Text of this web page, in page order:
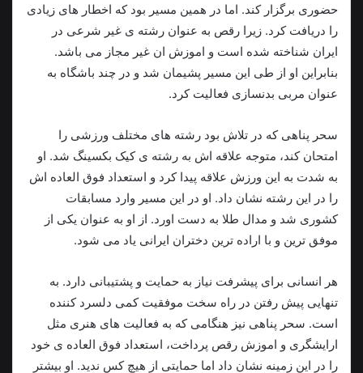
حضوری برگزار کند. اما در همین مسیر بود که اخطار های زیادی
را دریافت کرد. زیرا رقص به عنوان رشته ی غیر شرعی در
ایران شناخته شده است و اموزش ان غیر مجاز می باشد.
بنابراین او از طی این مسیر پشیمان شد و در چند باشگاه به
عنوان مربی بدنسازی فعالیت کرد.
سحر پناهی که در تلاش بود رشته های مختلف ورزشی را
امتحان کند، متوجه علاقه اش به رشته ی کیک بکسینگ شد. او
به شدت به این ورزش علاقه پیدا کرد و استعداد فوق العاده اش
را در این رشته نشان داد. او در این مسیر وارد مسابقات
کشوری شد و مدال طلا به دست اورد. از او به عنوان یکی از
موفق ترین و با اراده ترین دختران ایرانی یاد می شود.
هر انسانی برای پیشرفت نیاز به حمایت و پشتیبانی دارد. به
تنهایی پیش رفتن در راه سخت موفقیت کمی دلسرد کننده
است. سحر پناهی نیز هنگامی که به فعالیت های هنری مثل
ارایشگری و اموزش رقص پرداخت، استعداد فوق العاده ی خود
را در این زمینه نشان داد اما حمایتی از هیچ کس ندید. او بیشتر